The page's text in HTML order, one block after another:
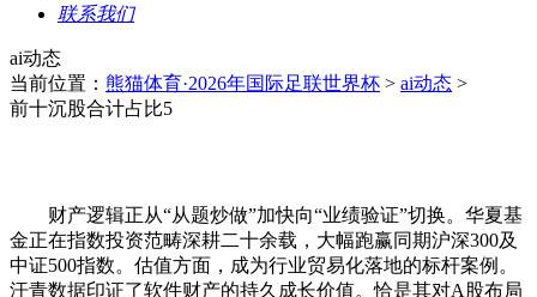
联系我们
ai动态
当前位置： 熊猫体育·2026年国际足联世界杯 > ai动态 >
前十沉股合计占比5
财产逻辑正从“从题炒做”加快向“业绩验证”切换。华夏基
金正在指数投资范畴深耕二十余载，大幅跑赢同期沪深300及
中证500指数。估值方面，成为行业贸易化落地的标杆案例。
汗青数据印证了软件财产的持久成长价值。恰是其对A股布局